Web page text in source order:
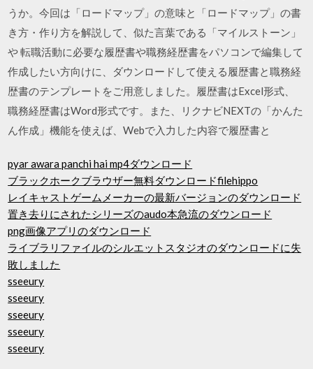
うか。今回は「ロードマップ」の意味と「ロードマップ」の書
き方・作り方を解説して、似た言葉である「マイルストーン」
や 転職活動に必要な履歴書や職務経歴書をパソコンで編集して
作成したい方向けに、ダウンロードして使える履歴書と職務経
歴書のテンプレートをご用意しました。履歴書はExcel形式、
職務経歴書はWord形式です。また、リクナビNEXTの「かんた
ん作成」機能を使えば、Webで入力した内容で履歴書と
pyar awara panchi hai mp4ダウンロード
ブラックホークブラウザー無料ダウンロードfilehippo
レイキャストゲームメーカーの最新バージョンのダウンロード
置き去りにされたシリーズのaudo本急流のダウンロード
png画像アプリのダウンロード
ライブラリファイルのシルエットスタジオのダウンロードに失
敗しました
sseeury
sseeury
sseeury
sseeury
sseeury